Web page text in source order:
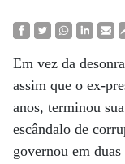
Em vez da
assim que o ex-
anos, terminou
escândalo de
governou em